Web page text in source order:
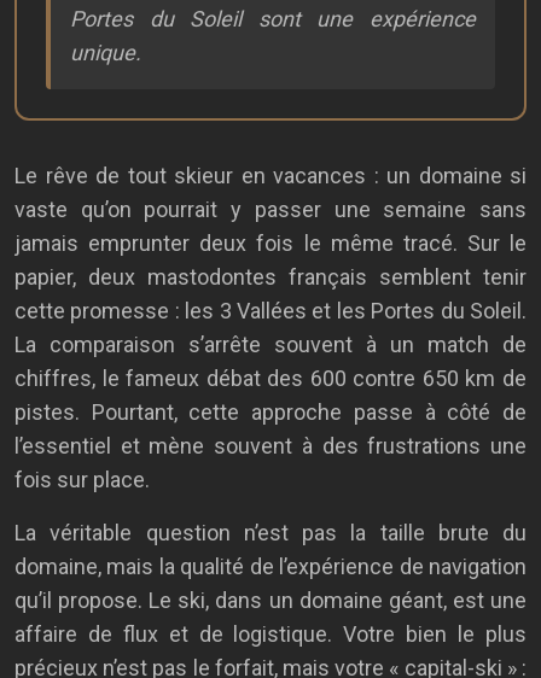
Portes du Soleil sont une expérience
unique.
Le rêve de tout skieur en vacances : un domaine si
vaste qu’on pourrait y passer une semaine sans
jamais emprunter deux fois le même tracé. Sur le
papier, deux mastodontes français semblent tenir
cette promesse : les 3 Vallées et les Portes du Soleil.
La comparaison s’arrête souvent à un match de
chiffres, le fameux débat des 600 contre 650 km de
pistes. Pourtant, cette approche passe à côté de
l’essentiel et mène souvent à des frustrations une
fois sur place.
La véritable question n’est pas la taille brute du
domaine, mais la qualité de l’expérience de navigation
qu’il propose. Le ski, dans un domaine géant, est une
affaire de flux et de logistique. Votre bien le plus
précieux n’est pas le forfait, mais votre « capital-ski » :